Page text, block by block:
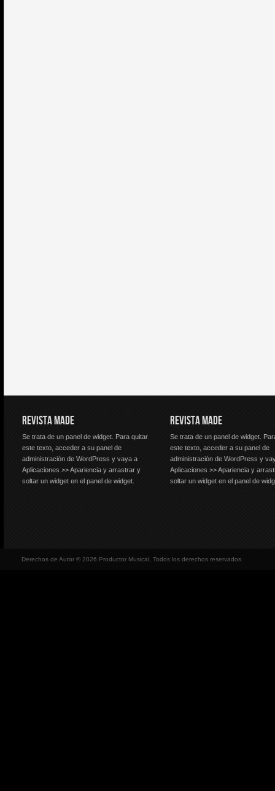
REVISTA MADE
Se trata de un panel de widget. Para quitar
este texto, acceder a su panel de
administración de WordPress y vaya a
Aplicaciones >> Apariencia y arrastrar y
soltar un widget en el panel de widget.
REVISTA MADE
Se trata de un panel de widget.
este texto, acceder a su panel de
administración de WordPress y
Aplicaciones >> Apariencia y
soltar un widget en el panel de
Derechos de Autor © 2026 Productor Musical, Todos los derechos reservados.